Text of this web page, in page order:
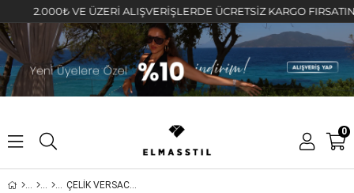
2.000₺ VE ÜZERİ ALIŞVERİŞLERDE ÜCRETSİZ KARGO FIRSATINI
0
ÇELİK VERSACE MODEL İTALYAN ZİNCİR 45cm